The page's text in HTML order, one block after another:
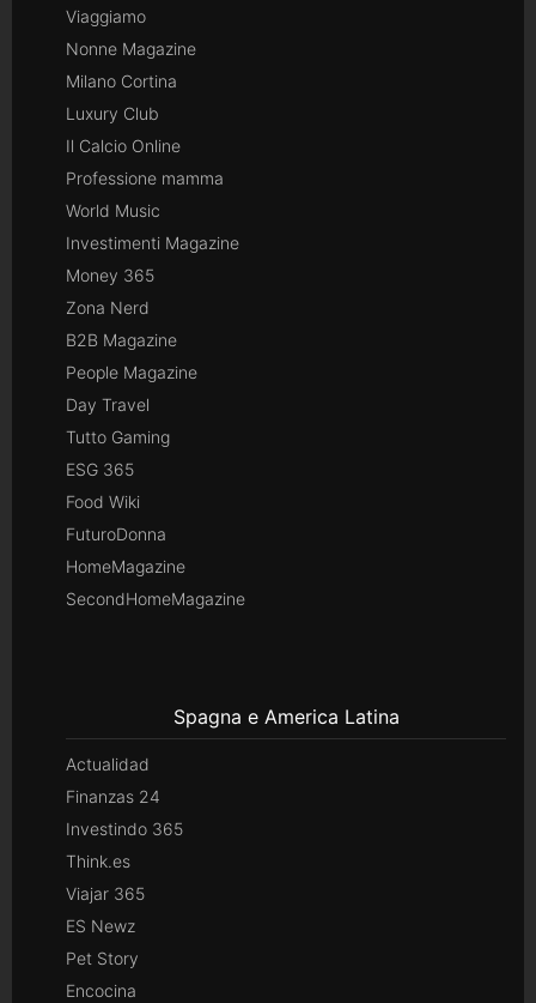
Viaggiamo
Nonne Magazine
Milano Cortina
Luxury Club
Il Calcio Online
Professione mamma
World Music
Investimenti Magazine
Money 365
Zona Nerd
B2B Magazine
People Magazine
Day Travel
Tutto Gaming
ESG 365
Food Wiki
FuturoDonna
HomeMagazine
SecondHomeMagazine
Spagna e America Latina
Actualidad
Finanzas 24
Investindo 365
Think.es
Viajar 365
ES Newz
Pet Story
Encocina